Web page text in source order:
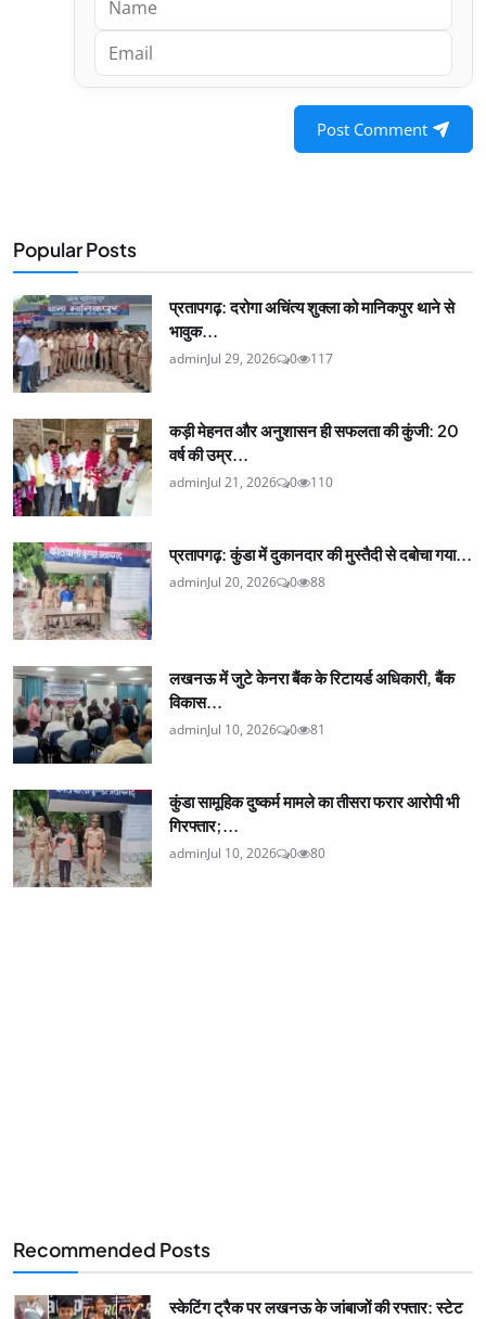
Post Comment
Popular Posts
प्रतापगढ़: दरोगा अचिंत्य शुक्ला को मानिकपुर थाने से
भावुक...
adminJul 29, 2026 0 117
कड़ी मेहनत और अनुशासन ही सफलता की कुंजी: 20
वर्ष की उम्र...
adminJul 21, 2026 0 110
प्रतापगढ़: कुंडा में दुकानदार की मुस्तैदी से दबोचा गया...
adminJul 20, 2026 0 88
लखनऊ में जुटे केनरा बैंक के रिटायर्ड अधिकारी, बैंक
विकास...
adminJul 10, 2026 0 81
कुंडा सामूहिक दुष्कर्म मामले का तीसरा फरार आरोपी भी
गिरफ्तार;...
adminJul 10, 2026 0 80
Recommended Posts
स्केटिंग ट्रैक पर लखनऊ के जांबाजों की रफ्तार: स्टेट